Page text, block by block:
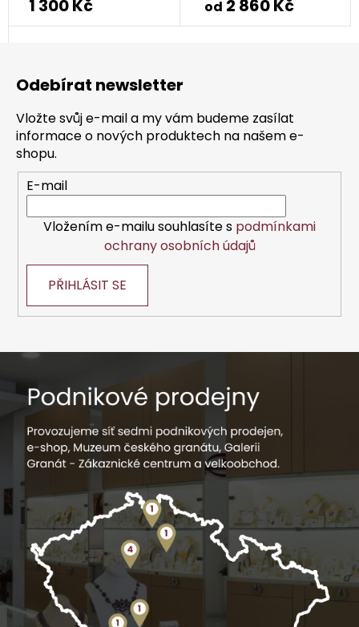
1 300 Kč
produktu
je
hvězdiček.
od 2 860 Kč
Odebírat newsletter
Vložte svůj e-mail a my vám budeme zasílat
informace o nových produktech na našem e-
shopu.
E-mail
Vložením e-mailu souhlasíte s podmínkami
ochrany osobních údajů
PŘIHLÁSIT SE